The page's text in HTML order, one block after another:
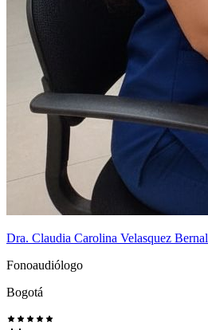
Dra. Claudia Carolina Velasquez Bernal
Fonoaudiólogo
Bogotá